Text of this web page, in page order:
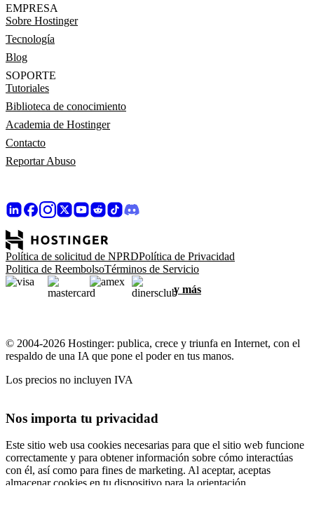
EMPRESA
Sobre Hostinger
Tecnología
Blog
SOPORTE
Tutoriales
Biblioteca de conocimiento
Academia de Hostinger
Contacto
Reportar Abuso
Política de solicitud de NPRDPolítica de Privacidad
Politica de ReembolsoTérminos de Servicio
y más
© 2004-2026 Hostinger: publica, crece y triunfa en Internet, con el
respaldo de una IA que pone el poder en tus manos.
Los precios no incluyen IVA
Nos importa tu privacidad
Este sitio web usa cookies necesarias para que el sitio web funcione
correctamente y para obtener información sobre cómo interactúas
con él, así como para fines de marketing. Al aceptar, aceptas
almacenar cookies en tu dispositivo para la orientación,